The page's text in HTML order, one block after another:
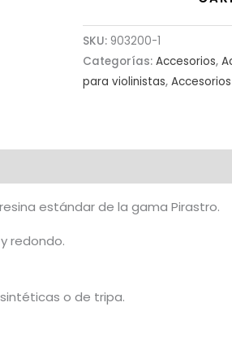
SKU: 903200-1
Categorías: Accesorios,
para violinistas,
estándar de la gama Pirastro.
redondo.
o de tripa.